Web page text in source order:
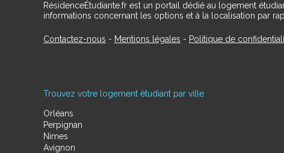
RésidenceÉtudiante.fr est un portail dédié au logement
informations concernant les options et à la localisation par
Contactez-nous - Mentions légales - Politique de
Trouvez votre logement étudiant par ville
Orléans
Perpignan
Nimes
Avignon